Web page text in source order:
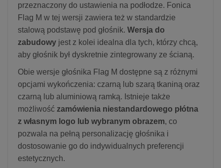
przeznaczony do ustawienia na podłodze. Fonica
Flag M w tej wersji zawiera też w standardzie
stalową podstawę pod głośnik. Wersja do
zabudowy jest z kolei idealna dla tych, którzy chcą,
aby głośnik był dyskretnie zintegrowany ze ścianą.
Obie wersje głośnika Flag M dostępne są z różnymi
opcjami wykończenia: czarną lub szarą tkaniną oraz
czarną lub aluminiową ramką. Istnieje także
możliwość zamówienia niestandardowego płótna
z własnym logo lub wybranym obrazem, co
pozwala na pełną personalizację głośnika i
dostosowanie go do indywidualnych preferencji
estetycznych.